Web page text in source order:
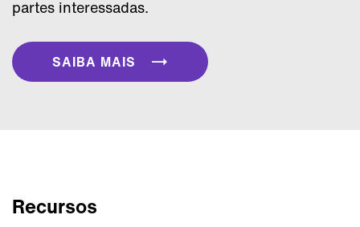
partes interessadas.
SAIBA MAIS
Recursos